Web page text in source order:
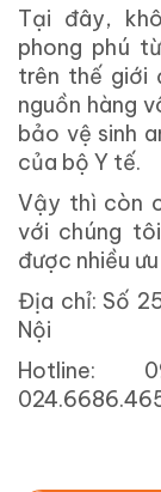
Tại đây,
phong phú
trên thế giới
nguồn hàng
bảo vệ sinh
của bộ Y tế.
Vậy thì còn
với chúng
được nhiều
Địa chỉ: Số
Nội
Hotline: